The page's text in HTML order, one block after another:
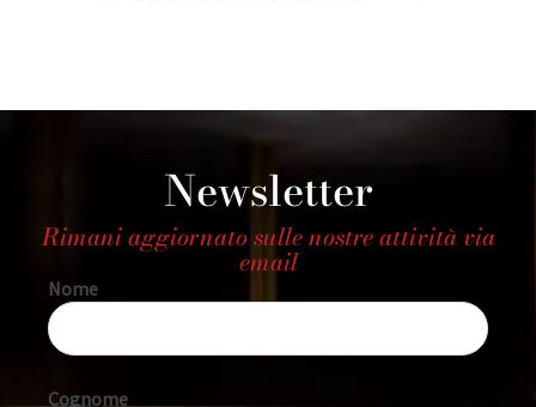
Newsletter
Rimani aggiornato sulle nostre attività via
email